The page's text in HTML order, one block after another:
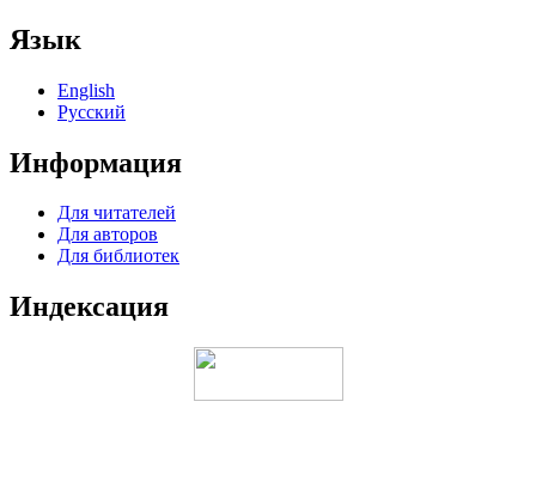
Язык
English
Русский
Информация
Для читателей
Для авторов
Для библиотек
Индексация